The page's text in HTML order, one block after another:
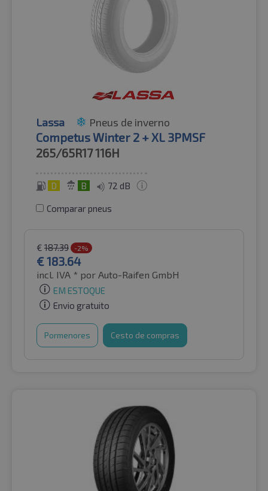
Lassa Pneus de inverno
Competus Winter 2 + XL 3PMSF
265/65R17116H
D B 72 dB
Comparar pneus
€ 187.39 -2%
€183.64
incl. IVA * por Auto-Raifen GmbH
EM ESTOQUE
Envio gratuito
Pormenores Cesto de compras